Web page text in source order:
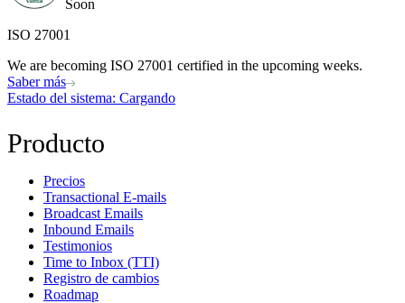
Soon
ISO 27001
We are becoming ISO 27001 certified in the upcoming weeks.
Saber más
Estado del sistema: Cargando
Producto
Precios
Transactional E-mails
Broadcast Emails
Inbound Emails
Testimonios
Time to Inbox (TTI)
Registro de cambios
Roadmap